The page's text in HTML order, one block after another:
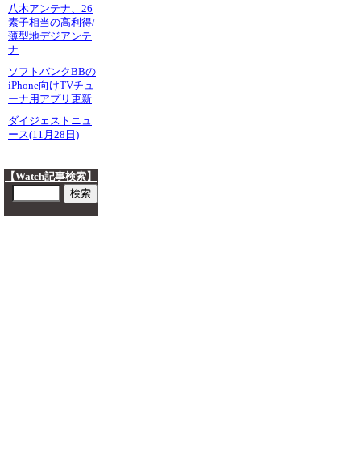
八木アンテナ、26
素子相当の高利得/
薄型地デジアンテ
ナ
ソフトバンクBBの
iPhone向けTVチュ
ーナ用アプリ更新
ダイジェストニュ
ース(11月28日)
【Watch記事検索】